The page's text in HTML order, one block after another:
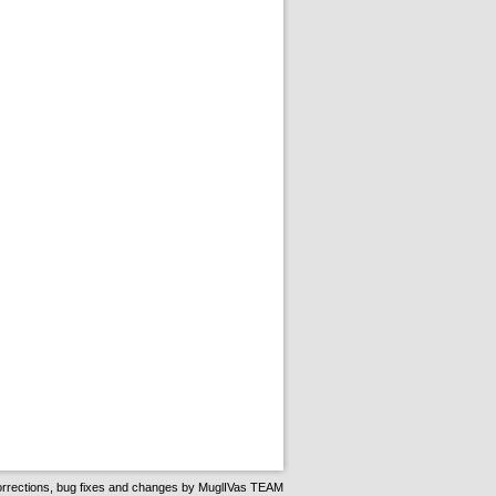
bug fixes and changes by MuglIVas TEAM